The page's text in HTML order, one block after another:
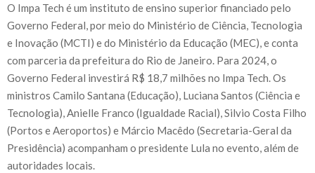
O Impa Tech é um instituto de ensino superior financiado pelo
Governo Federal, por meio do Ministério de Ciência, Tecnologia
e Inovação (MCTI) e do Ministério da Educação (MEC), e conta
com parceria da prefeitura do Rio de Janeiro. Para 2024, o
Governo Federal investirá R$ 18,7 milhões no Impa Tech. Os
ministros Camilo Santana (Educação), Luciana Santos (Ciência e
Tecnologia), Anielle Franco (Igualdade Racial), Silvio Costa Filho
(Portos e Aeroportos) e Márcio Macêdo (Secretaria-Geral da
Presidência) acompanham o presidente Lula no evento, além de
autoridades locais.